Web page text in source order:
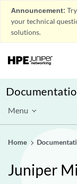
Announcement:
your technical
solutions.
Menu
Home
Juniper